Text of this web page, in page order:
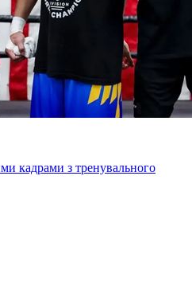
кадрами з тренувального